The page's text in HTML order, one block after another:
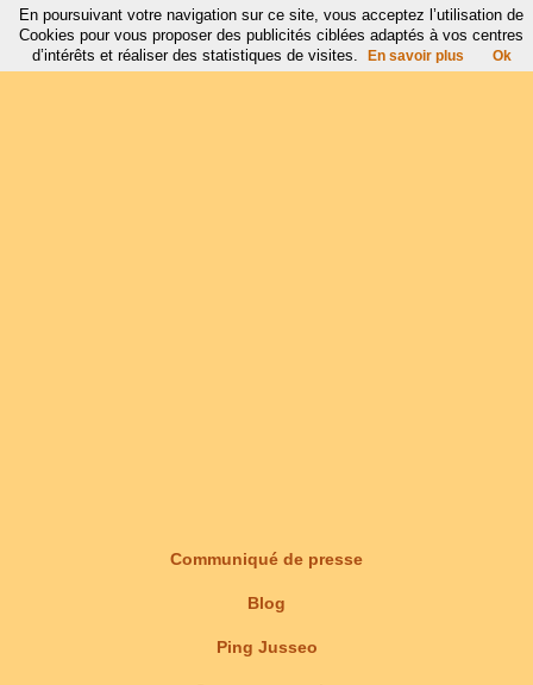
Communiqué de presse
Blog
Ping Jusseo
En poursuivant votre navigation sur ce site, vous acceptez l’utilisation de
Cookies pour vous proposer des publicités ciblées adaptés à vos centres
d’intérêts et réaliser des statistiques de visites.
En savoir plus Ok